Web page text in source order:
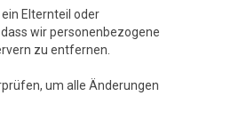
Elternteil oder
wir personenbezogene
zu entfernen.
um alle Änderungen